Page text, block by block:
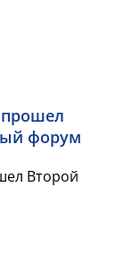
прошел
форум
Второй